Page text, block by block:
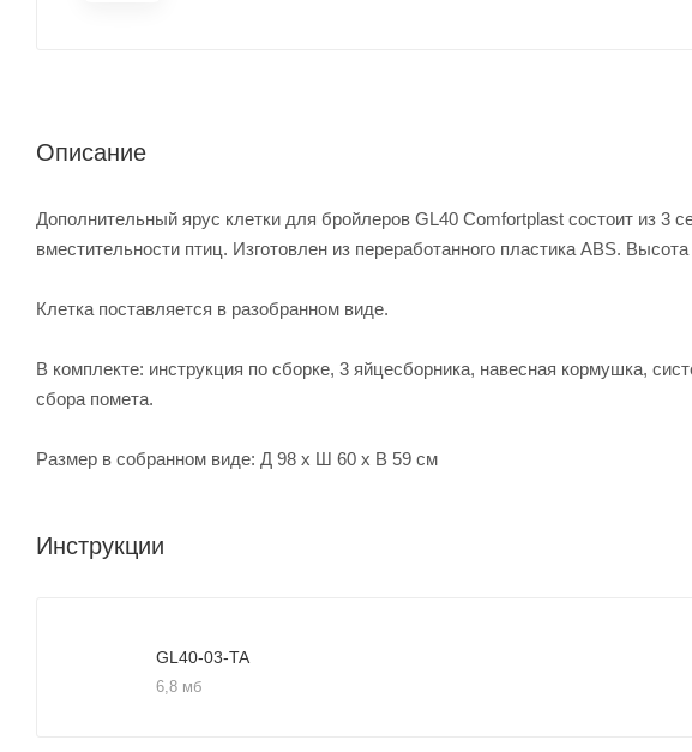
Описание
Дополнительный ярус клетки для бройлеров GL40 Comfortplast состоит из 3
вместительности птиц. Изготовлен из переработанного пластика ABS.
Клетка поставляется в разобранном виде.
В комплекте: инструкция по сборке, 3 яйцесборника, навесная кормушка,
сбора помета.
Размер в собранном виде: Д 98 x Ш 60 x В 59 см
Инструкции
GL40-03-TA
6,8 мб